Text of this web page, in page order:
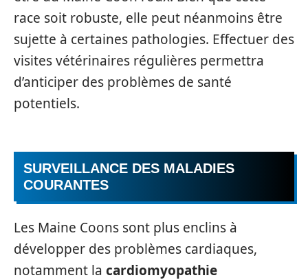
race soit robuste, elle peut néanmoins être
sujette à certaines pathologies. Effectuer des
visites vétérinaires régulières permettra
d’anticiper des problèmes de santé
potentiels.
SURVEILLANCE DES MALADIES
COURANTES
Les Maine Coons sont plus enclins à
développer des problèmes cardiaques,
notamment la cardiomyopathie